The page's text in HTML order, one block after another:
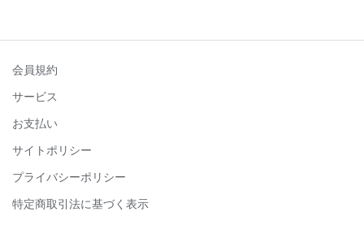
会員規約
サービス
お支払い
サイトポリシー
プライバシーポリシー
特定商取引法に基づく表示